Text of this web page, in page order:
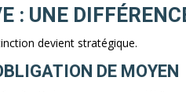
: UNE
devient stratégique.
DE MOYEN